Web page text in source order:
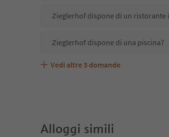
Zieglerhof dispone di un ristorante
Zieglerhof dispone di una piscina?
Zieglerhof accetta animali domestici?
Quali servizi/attività sono
Gli ospiti di Zieglerhof ricevono l'Alto
Vedi altre 3 domande
Alloggi simili